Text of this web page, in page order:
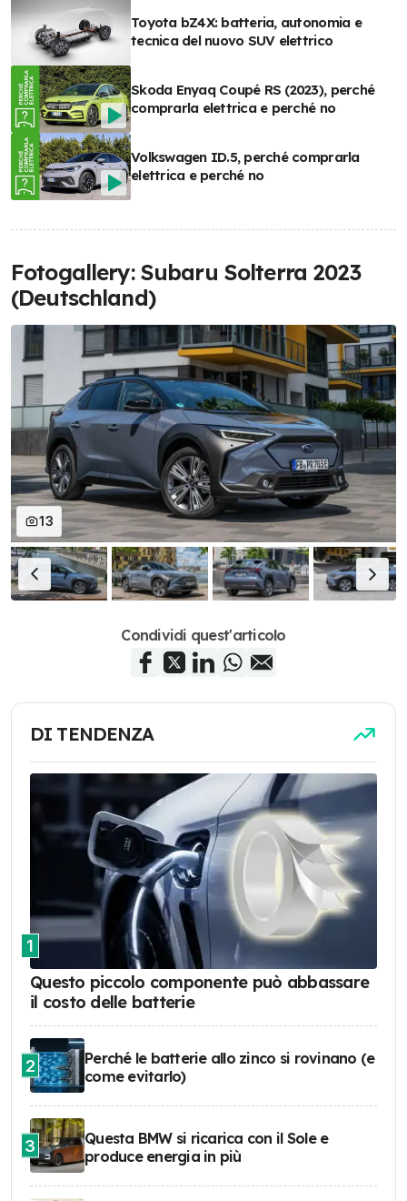
Toyota bZ4X: batteria, autonomia e
tecnica del nuovo SUV elettrico
Skoda Enyaq Coupé RS (2023), perché
comprarla elettrica e perché no
Volkswagen ID.5, perché comprarla
elettrica e perché no
Fotogallery: Subaru Solterra 2023
(Deutschland)
13
Condividi quest'articolo
DI TENDENZA
1
Questo piccolo componente può abbassare
il costo delle batterie
2
Perché le batterie allo zinco si rovinano (e
come evitarlo)
3
Questa BMW si ricarica con il Sole e
produce energia in più